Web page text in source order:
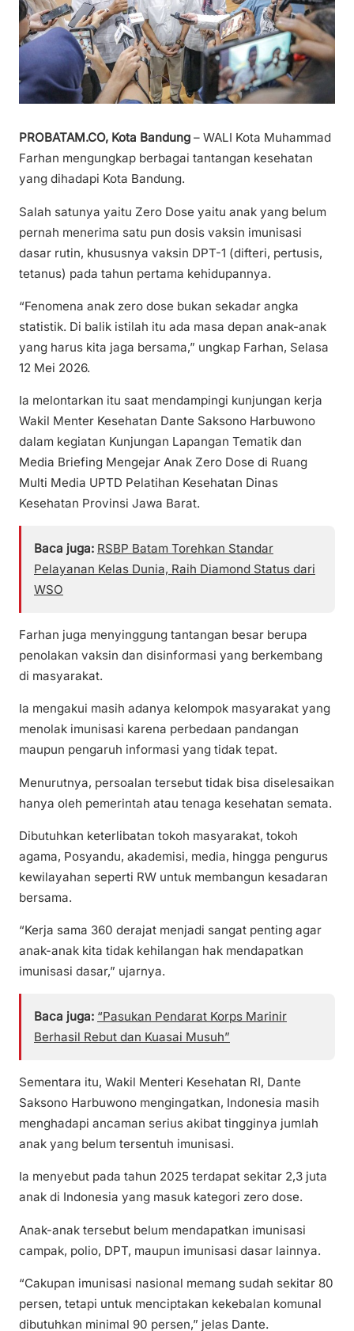
PROBATAM.CO, Kota Bandung – WALI Kota Muhammad
Farhan mengungkap berbagai tantangan kesehatan
yang dihadapi Kota Bandung.
Salah satunya yaitu Zero Dose yaitu anak yang belum
pernah menerima satu pun dosis vaksin imunisasi
dasar rutin, khususnya vaksin DPT-1 (difteri, pertusis,
tetanus) pada tahun pertama kehidupannya.
“Fenomena anak zero dose bukan sekadar angka
statistik. Di balik istilah itu ada masa depan anak-anak
yang harus kita jaga bersama,” ungkap Farhan, Selasa
12 Mei 2026.
Ia melontarkan itu saat mendampingi kunjungan kerja
Wakil Menter Kesehatan Dante Saksono Harbuwono
dalam kegiatan Kunjungan Lapangan Tematik dan
Media Briefing Mengejar Anak Zero Dose di Ruang
Multi Media UPTD Pelatihan Kesehatan Dinas
Kesehatan Provinsi Jawa Barat.
Baca juga: RSBP Batam Torehkan Standar
Pelayanan Kelas Dunia, Raih Diamond Status dari
WSO
Farhan juga menyinggung tantangan besar berupa
penolakan vaksin dan disinformasi yang berkembang
di masyarakat.
Ia mengakui masih adanya kelompok masyarakat yang
menolak imunisasi karena perbedaan pandangan
maupun pengaruh informasi yang tidak tepat.
Menurutnya, persoalan tersebut tidak bisa diselesaikan
hanya oleh pemerintah atau tenaga kesehatan semata.
Dibutuhkan keterlibatan tokoh masyarakat, tokoh
agama, Posyandu, akademisi, media, hingga pengurus
kewilayahan seperti RW untuk membangun kesadaran
bersama.
“Kerja sama 360 derajat menjadi sangat penting agar
anak-anak kita tidak kehilangan hak mendapatkan
imunisasi dasar,” ujarnya.
Baca juga: “Pasukan Pendarat Korps Marinir
Berhasil Rebut dan Kuasai Musuh”
Sementara itu, Wakil Menteri Kesehatan RI, Dante
Saksono Harbuwono mengingatkan, Indonesia masih
menghadapi ancaman serius akibat tingginya jumlah
anak yang belum tersentuh imunisasi.
Ia menyebut pada tahun 2025 terdapat sekitar 2,3 juta
anak di Indonesia yang masuk kategori zero dose.
Anak-anak tersebut belum mendapatkan imunisasi
campak, polio, DPT, maupun imunisasi dasar lainnya.
“Cakupan imunisasi nasional memang sudah sekitar 80
persen, tetapi untuk menciptakan kekebalan komunal
dibutuhkan minimal 90 persen,” jelas Dante.